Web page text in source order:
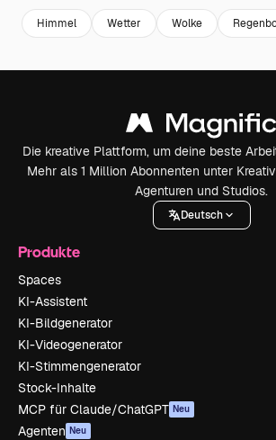
Himmel Wetter Wolke
Die kreative Plattform, um deine beste
Mehr als 1 Million Abonnenten unter
Agenturen und Studios.
Deutsch
Produkte
Spaces
KI-Assistent
KI-Bildgenerator
KI-Videogenerator
KI-Stimmengenerator
Stock-Inhalte
MCP für Claude/ChatGPT Neu
Agenten Neu